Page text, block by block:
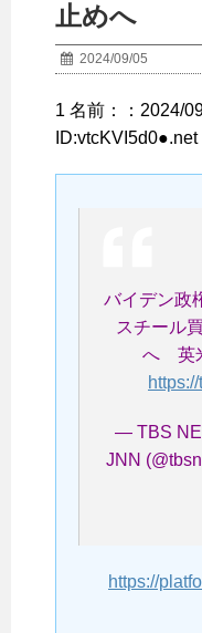
止めへ
2024/09/05
1 名前：：2024/
ID:vtcKVI5d0●.net
バイデン政
スチール
へ 英
— TBS
JNN
https://